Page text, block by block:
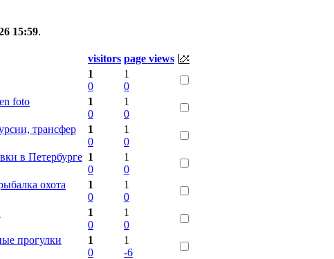
15:59.
visitors page views
1
0
1
0
foto
1
0
1
0
трансфер
1
0
1
0
в Петербурге 1
0
1
0
охота
1
0
1
0
1
0
1
0
прогулки
1
0
1
-6